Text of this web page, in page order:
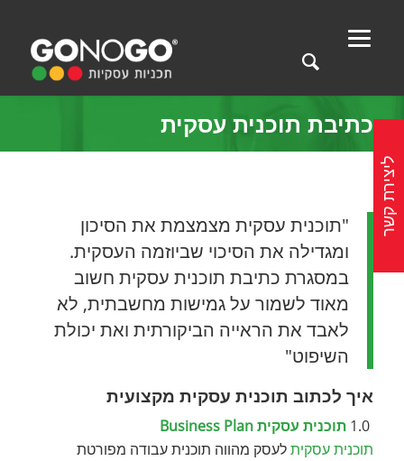
כתיבת תוכנית עסקית
"תוכנית עסקית מצמצמת את הסיכון
ומגדילה את הסיכוי שביוזמה העסקית.
במסגרת כתיבת תוכנית עסקית חשוב
מאוד לשמור על גמישות מחשבתית, לא
לאבד את הראייה הביקורתית ואת יכולת
השיפוט"
איך לכתוב תוכנית עסקית מקצועית
תוכנית עסקית Business Plan
תוכנית עסקיתלעסק מהווה תוכנית עבודה מפורטת
ליצירת קשר